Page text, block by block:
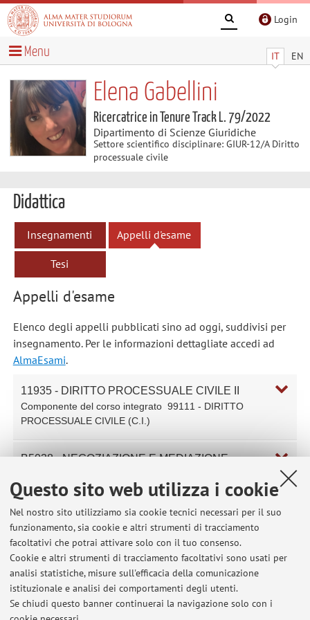
Questo sito web utilizza i cookie
Nel nostro sito utilizziamo sia cookie tecnici necessari per il suo
funzionamento, sia cookie e altri strumenti di tracciamento
facoltativi che potrai attivare solo con il tuo consenso.
Cookie e altri strumenti di tracciamento facoltativi sono usati per
analisi statistiche, misure sull'efficacia della comunicazione
istituzionale e analisi dei comportamenti degli utenti.
Se chiudi questo banner continuerai la navigazione solo con i
Login
IT EN
Menu
Elena Gabellini
Ricercatrice in Tenure Track L. 79/2022
Dipartimento di Scienze Giuridiche
Settore scientifico disciplinare: GIUR-12/A Diritto
processuale civile
Didattica
Insegnamenti Appelli d'esame
Tesi
Appelli d'esame
Elenco degli appelli pubblicati sino ad oggi, suddivisi per
insegnamento. Per le informazioni dettagliate accedi ad
AlmaEsami.
11935 - DIRITTO PROCESSUALE CIVILE II
Componente del corso integrato99111 - DIRITTO
PROCESSUALE CIVILE (C.I.)
B5038 - NEGOZIAZIONE E MEDIAZIONE
Ultimi avvisi
Esiti prove scritte di Diritto processuale civile II tenutesi a Ravenna
in data 15.7.2026
Pubblicato il: 15 luglio 2026
Esiti prove scritte di Diritto processuale civile II tenutesi a Ravenna